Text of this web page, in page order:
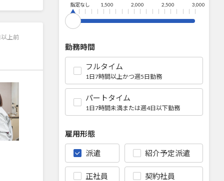
上前
指定なし 1,500 2,000 2,500 3,000
勤務時間
フルタイム
1日7時間以上かつ週5日勤務
パートタイム
1日7時間未満または週4日以下勤務
雇用形態
派遣 紹介予定派遣
正社員 契約社員